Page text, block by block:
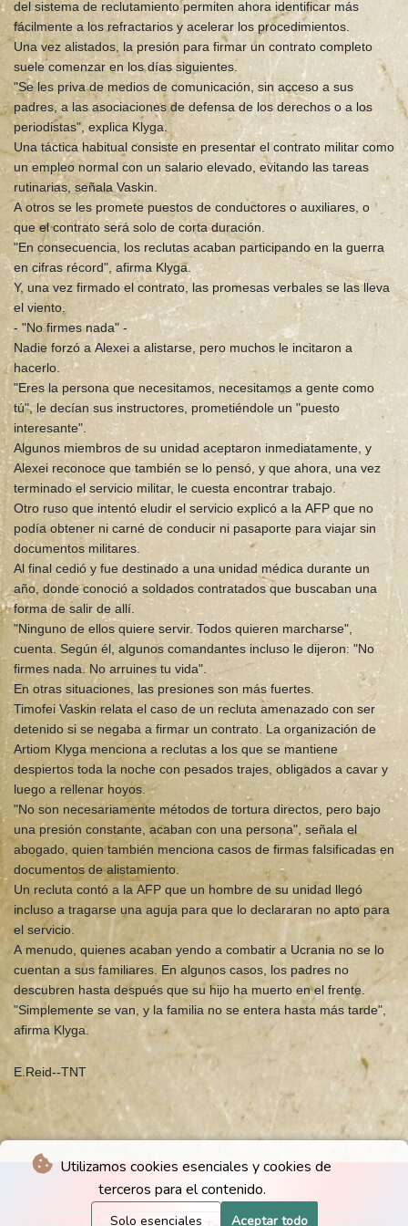
Utilizamos cookies esenciales y cookies de
terceros para el contenido.
Solo esenciales Aceptar todo
del sistema de reclutamiento permiten ahora identificar más
fácilmente a los refractarios y acelerar los procedimientos.
Una vez alistados, la presión para firmar un contrato completo
suele comenzar en los días siguientes.
"Se les priva de medios de comunicación, sin acceso a sus
padres, a las asociaciones de defensa de los derechos o a los
periodistas", explica Klyga.
Una táctica habitual consiste en presentar el contrato militar como
un empleo normal con un salario elevado, evitando las tareas
rutinarias, señala Vaskin.
A otros se les promete puestos de conductores o auxiliares, o
que el contrato será solo de corta duración.
"En consecuencia, los reclutas acaban participando en la guerra
en cifras récord", afirma Klyga.
Y, una vez firmado el contrato, las promesas verbales se las lleva
el viento.
- "No firmes nada" -
Nadie forzó a Alexei a alistarse, pero muchos le incitaron a
hacerlo.
"Eres la persona que necesitamos, necesitamos a gente como
tú", le decían sus instructores, prometiéndole un "puesto
interesante".
Algunos miembros de su unidad aceptaron inmediatamente, y
Alexei reconoce que también se lo pensó, y que ahora, una vez
terminado el servicio militar, le cuesta encontrar trabajo.
Otro ruso que intentó eludir el servicio explicó a la AFP que no
podía obtener ni carné de conducir ni pasaporte para viajar sin
documentos militares.
Al final cedió y fue destinado a una unidad médica durante un
año, donde conoció a soldados contratados que buscaban una
forma de salir de allí.
"Ninguno de ellos quiere servir. Todos quieren marcharse",
cuenta. Según él, algunos comandantes incluso le dijeron: "No
firmes nada. No arruines tu vida".
En otras situaciones, las presiones son más fuertes.
Timofei Vaskin relata el caso de un recluta amenazado con ser
detenido si se negaba a firmar un contrato. La organización de
Artiom Klyga menciona a reclutas a los que se mantiene
despiertos toda la noche con pesados trajes, obligados a cavar y
luego a rellenar hoyos.
"No son necesariamente métodos de tortura directos, pero bajo
una presión constante, acaban con una persona", señala el
abogado, quien también menciona casos de firmas falsificadas en
documentos de alistamiento.
Un recluta contó a la AFP que un hombre de su unidad llegó
incluso a tragarse una aguja para que lo declararan no apto para
el servicio.
A menudo, quienes acaban yendo a combatir a Ucrania no se lo
cuentan a sus familiares. En algunos casos, los padres no
descubren hasta después que su hijo ha muerto en el frente.
"Simplemente se van, y la familia no se entera hasta más tarde",
afirma Klyga.
E.Reid--TNT